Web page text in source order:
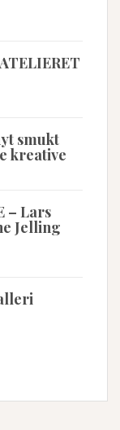
smukt
kreative
– Lars
Jelling